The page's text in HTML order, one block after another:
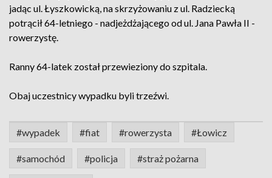
jadąc ul. Łyszkowicką, na skrzyżowaniu z ul. Radziecką
potrącił 64-letniego - nadjeżdżającego od ul. Jana Pawła II -
rowerzystę.
Ranny 64-latek został przewieziony do szpitala.
Obaj uczestnicy wypadku byli trzeźwi.
#wypadek #fiat #rowerzysta #Łowicz
#samochód #policja #straż pożarna